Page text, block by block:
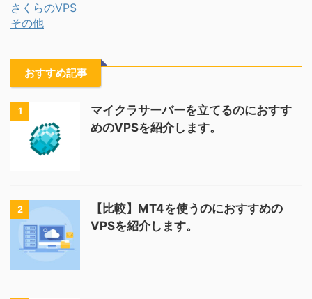
さくらのVPS
その他
おすすめ記事
1
マイクラサーバーを立てるのにおすす
めのVPSを紹介します。
2
【比較】MT4を使うのにおすすめの
VPSを紹介します。